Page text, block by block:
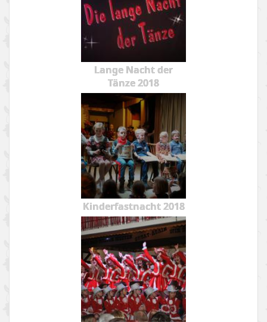
Lange Nacht der
Tänze 2018
Kinderfastnacht 2018